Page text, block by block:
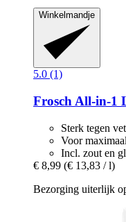
Winkelmandje
5.0 (1)
Frosch All-​in-​1
Sterk tegen
Voor
Incl. zout en
€ 8,99 (€ 13,83 / l)
Bezorging uiterlijk